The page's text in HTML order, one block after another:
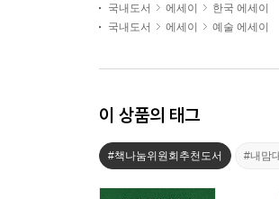
국내도서
에세이
한국 에세이
국내도서
에세이 예술 에세이
이 상품의 태그
#책나눔위원회추천도서 #내맘